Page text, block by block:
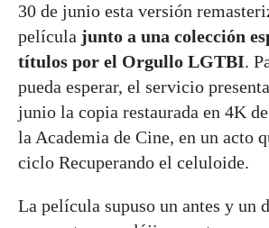
30 de junio esta versión
película junto a una colección
títulos por el Orgullo LGTBI.
pueda esperar, el servicio
junio la copia restaurada en 4K
la Academia de Cine, en un acto
ciclo Recuperando el celuloide.
La película supuso un antes y un